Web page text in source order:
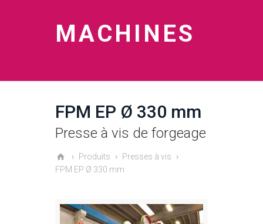
MACHINES
FPM EP Ø 330 mm
Presse à vis de forgeage
Produits
Presses à vis
FPM EP Ø 330 mm